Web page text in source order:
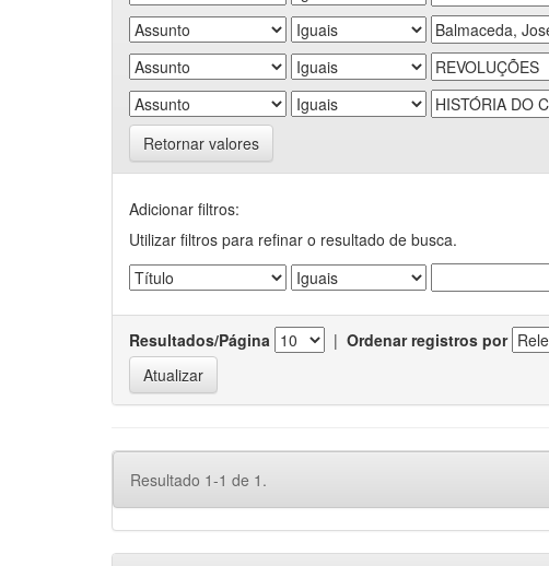
Retornar valores
Adicionar filtros:
Utilizar filtros para refinar o resultado de busca.
Resultados/Página | Ordenar registros por
Resultado 1-1 de 1.